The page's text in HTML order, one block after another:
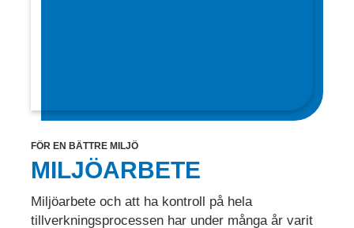
FÖR EN BÄTTRE MILJÖ
MILJÖARBETE
Miljöarbete och att ha kontroll på hela
tillverkningsprocessen har under många år varit